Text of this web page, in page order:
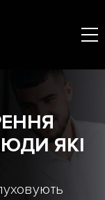
ЯКІ